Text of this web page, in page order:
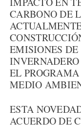
CARBONO DE
EMISIONES DE
EL
MEDIO
ESTA
ACUERDO DE